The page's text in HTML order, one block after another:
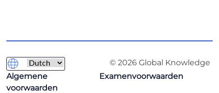
© 2026 Global Knowledge
Algemene
voorwaarden
Examenvoorwaarden